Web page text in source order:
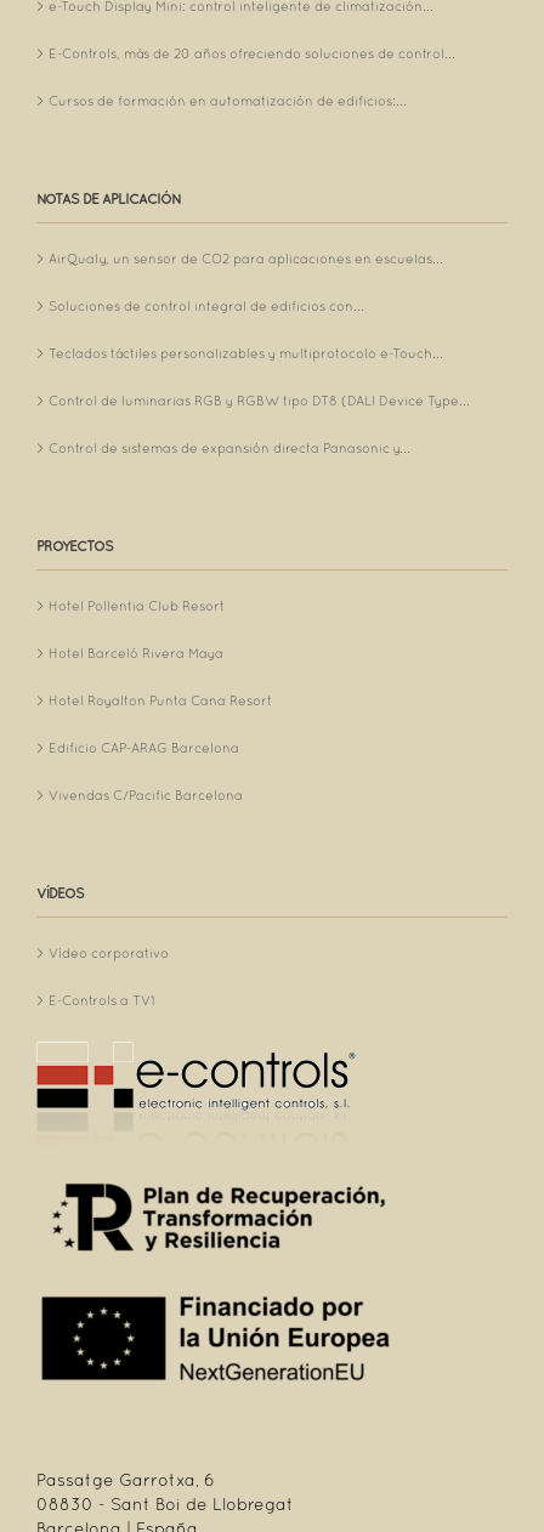
e-Touch Display Mini: control inteligente de climatización...
E-Controls, más de 20 años ofreciendo soluciones de control...
Cursos de formación en automatización de edificios:...
NOTAS DE APLICACIÓN
AirQualy, un sensor de CO2 para aplicaciones en escuelas...
Soluciones de control integral de edificios con...
Teclados táctiles personalizables y multiprotocolo e-Touch...
Control de luminarias RGB y RGBW tipo DT8 (DALI Device Type...
Control de sistemas de expansión directa Panasonic y...
PROYECTOS
Hotel Pollentia Club Resort
Hotel Barceló Rivera Maya
Hotel Royalton Punta Cana Resort
Edificio CAP-ARAG Barcelona
Vivendas C/Pacific Barcelona
VÍDEOS
Vídeo corporativo
E-Controls a TV1
Passatge Garrotxa, 6
08830 - Sant Boi de Llobregat